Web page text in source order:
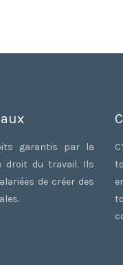
garantis par la
droit du travail. Ils
de créer des